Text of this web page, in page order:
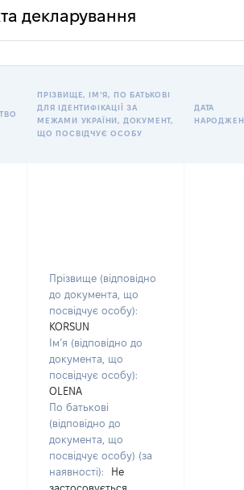
декларування
ПРІЗВИЩЕ, ІМʼЯ, ПО БАТЬКОВІ
ДЛЯ ІДЕНТИФІКАЦІЇ ЗА
МЕЖАМИ УКРАЇНИ, ДОКУМЕНТ,
ЩО ПОСВІДЧУЄ ОСОБУ
ДАТА
Прізвище (відповідно
до документа, що
посвідчує особу):
KORSUN
Ім’я (відповідно до
документа, що
посвідчує особу):
OLENA
По батькові
(відповідно до
документа, що
посвідчує особу) (за
наявності):
Не
застосовується